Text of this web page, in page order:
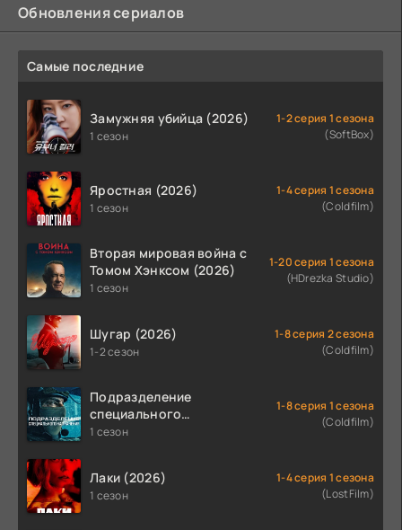
Обновления сериалов
Самые последние
Замужняя убийца (2026)
1 сезон
1-2 серия 1 сезона
(SoftBox)
Яростная (2026)
1 сезон
1-4 серия 1 сезона
(Coldfilm)
Вторая мировая война с
Томом Хэнксом (2026)
1 сезон
1-20 серия 1 сезона
(HDrezka Studio)
Шугар (2026)
1-2 сезон
1-8 серия 2 сезона
(Coldfilm)
Подразделение
специального
назначения (2026)
1 сезон
1-8 серия 1 сезона
(Coldfilm)
Лаки (2026)
1 сезон
1-4 серия 1 сезона
(LostFilm)